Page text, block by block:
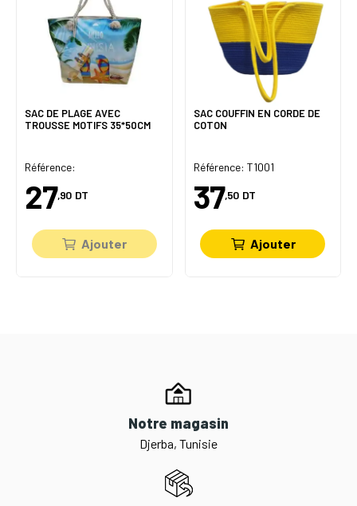
SAC DE PLAGE AVEC
TROUSSE MOTIFS 35*50CM
Référence:
27,90 DT
Ajouter
SAC COUFFIN EN CORDE DE
COTON
Référence: T1001
37,50 DT
Ajouter
Notre magasin
Djerba, Tunisie